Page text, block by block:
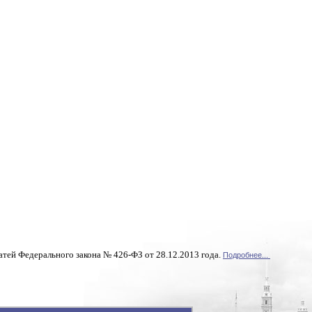
Федерального закона № 426-ФЗ от 28.12.2013 года. Подробнее...